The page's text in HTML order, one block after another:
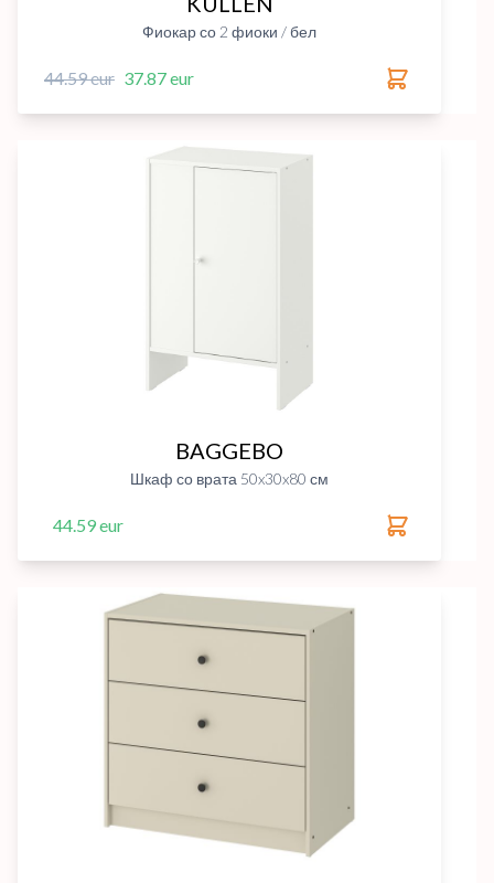
Фиокар со 2 фиоки / бел
44.59 eur 37.87 eur
BAGGEBO
Шкаф со врата 50x30x80 см
44.59 eur